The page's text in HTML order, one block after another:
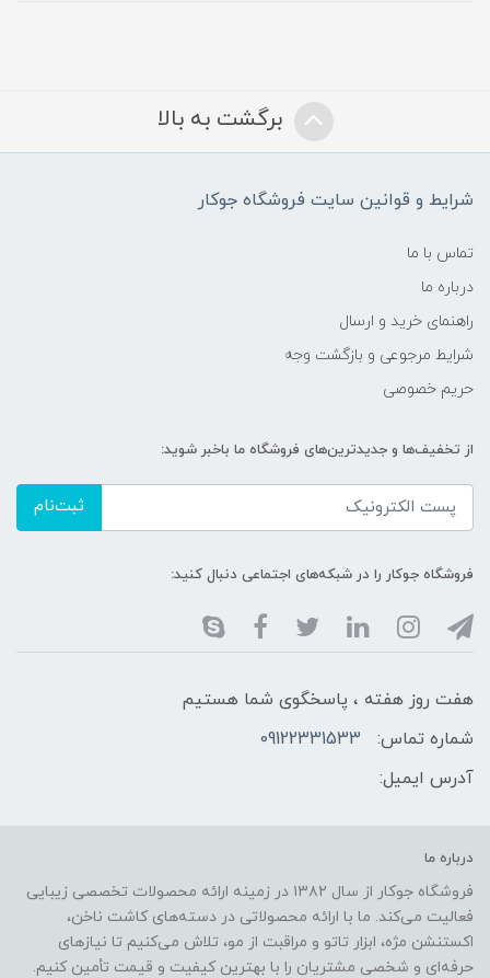
برگشت به بالا
شرایط و قوانین سایت فروشگاه جوکار
تماس با ما
درباره ما
راهنمای خرید و ارسال
شرایط مرجوعی و بازگشت وجه
حریم خصوصی
از تخفیف‌ها و جدیدترین‌های فروشگاه ما باخبر شوید:
ثبت‌نام
فروشگاه جوکار را در شبکه‌های اجتماعی دنبال کنید:
هفت روز هفته ، پاسخگوی شما هستیم
شماره تماس:
09122331533
آدرس ایمیل:
درباره ما
فروشگاه جوکار از سال ۱۳۸۲ در زمینه ارائه محصولات تخصصی زیبایی
فعالیت می‌کند. ما با ارائه محصولاتی در دسته‌های کاشت ناخن،
اکستنشن مژه، ابزار تاتو و مراقبت از مو، تلاش می‌کنیم تا نیازهای
حرفه‌ای و شخصی مشتریان را با بهترین کیفیت و قیمت تأمین کنیم.